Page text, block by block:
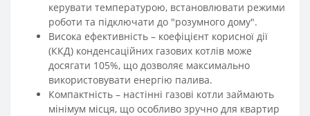
керувати температурою, встановлювати режими
роботи та підключати до "розумного дому".
Висока ефективність – коефіцієнт корисної дії
(ККД) конденсаційних газових котлів може
досягати 105%, що дозволяє максимально
використовувати енергію палива.
Компактність – настінні газові котли займають
мінімум місця, що особливо зручно для квартир